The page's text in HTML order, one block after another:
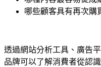
哪些顧客具有再次購
透過網站分析工具、廣告
品牌可以了解消費者從認